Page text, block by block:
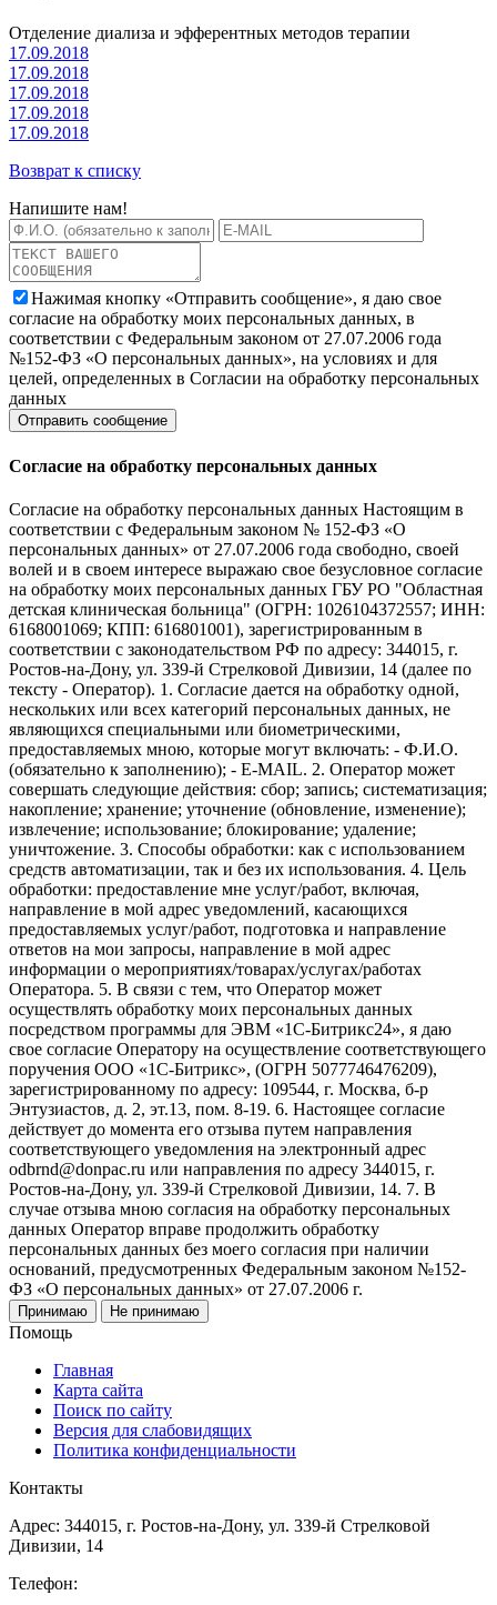
Отделение диализа и эфферентных методов терапии
17.09.2018
17.09.2018
17.09.2018
17.09.2018
17.09.2018
Возврат к списку
Напишите нам!
Нажимая кнопку «Отправить сообщение», я даю свое
согласие на обработку моих персональных данных, в
соответствии с Федеральным законом от 27.07.2006 года
№152-ФЗ «О персональных данных», на условиях и для
целей, определенных в Согласии на обработку персональных
данных
Согласие на обработку персональных данных
Согласие на обработку персональных данных Настоящим в
соответствии с Федеральным законом № 152-ФЗ «О
персональных данных» от 27.07.2006 года свободно, своей
волей и в своем интересе выражаю свое безусловное согласие
на обработку моих персональных данных ГБУ РО "Областная
детская клиническая больница" (ОГРН: 1026104372557; ИНН:
6168001069; КПП: 616801001), зарегистрированным в
соответствии с законодательством РФ по адресу: 344015, г.
Ростов-на-Дону, ул. 339-й Стрелковой Дивизии, 14 (далее по
тексту - Оператор). 1. Согласие дается на обработку одной,
нескольких или всех категорий персональных данных, не
являющихся специальными или биометрическими,
предоставляемых мною, которые могут включать: - Ф.И.О.
(обязательно к заполнению); - E-MAIL. 2. Оператор может
совершать следующие действия: сбор; запись; систематизация;
накопление; хранение; уточнение (обновление, изменение);
извлечение; использование; блокирование; удаление;
уничтожение. 3. Способы обработки: как с использованием
средств автоматизации, так и без их использования. 4. Цель
обработки: предоставление мне услуг/работ, включая,
направление в мой адрес уведомлений, касающихся
предоставляемых услуг/работ, подготовка и направление
ответов на мои запросы, направление в мой адрес
информации о мероприятиях/товарах/услугах/работах
Оператора. 5. В связи с тем, что Оператор может
осуществлять обработку моих персональных данных
посредством программы для ЭВМ «1С-Битрикс24», я даю
свое согласие Оператору на осуществление соответствующего
поручения ООО «1С-Битрикс», (ОГРН 5077746476209),
зарегистрированному по адресу: 109544, г. Москва, б-р
Энтузиастов, д. 2, эт.13, пом. 8-19. 6. Настоящее согласие
действует до момента его отзыва путем направления
соответствующего уведомления на электронный адрес
odbrnd@donpac.ru или направления по адресу 344015, г.
Ростов-на-Дону, ул. 339-й Стрелковой Дивизии, 14. 7. В
случае отзыва мною согласия на обработку персональных
данных Оператор вправе продолжить обработку
персональных данных без моего согласия при наличии
оснований, предусмотренных Федеральным законом №152-
ФЗ «О персональных данных» от 27.07.2006 г.
Принимаю Не принимаю
Помощь
Главная
Карта сайта
Поиск по сайту
Версия для слабовидящих
Политика конфиденциальности
Контакты
Адрес: 344015, г. Ростов-на-Дону, ул. 339-й Стрелковой
Дивизии, 14
Телефон: